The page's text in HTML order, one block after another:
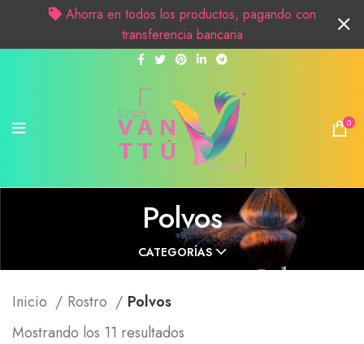
0
Polvos
CATEGORÍAS
Inicio Rostro
Polvos
Mostrando los 11 resultados
Ahorra en todos los productos, pagando con
transferencia bancaria